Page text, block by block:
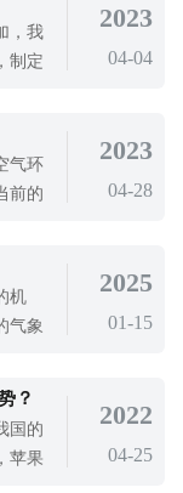
要
境的
，我
制定
为现
2023
04-04
气环
前的
量
性
2023
04-28
机
气象
，
据和
2025
01-15
？
国的
苹果
2022
04-25